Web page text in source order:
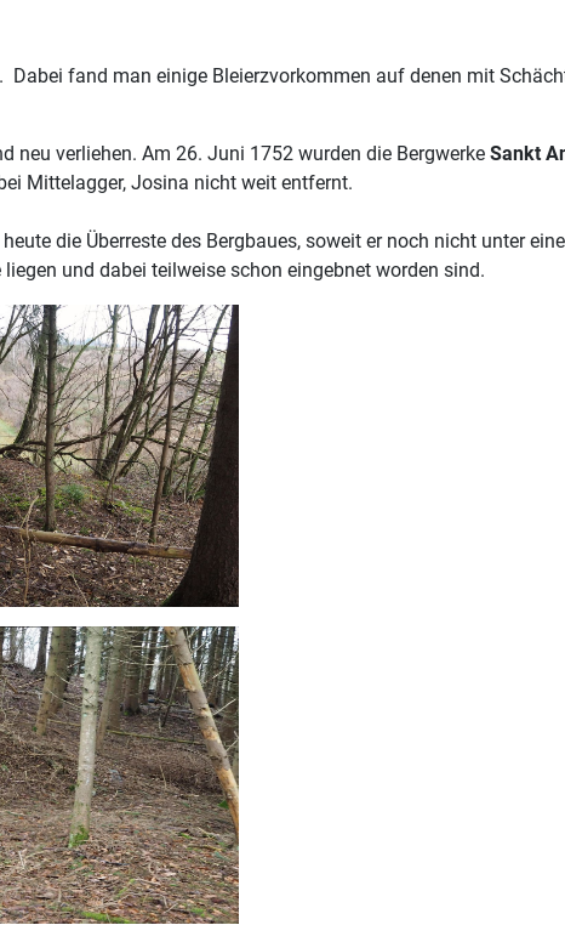
fand man einige Bleierzvorkommen auf denen mit
neu verliehen. Am 26. Juni 1752 wurden die Bergwerke Sankt
Mittelagger, Josina nicht weit entfernt.
die Überreste des Bergbaues, soweit er noch nicht unter
und dabei teilweise schon eingebnet worden sind.